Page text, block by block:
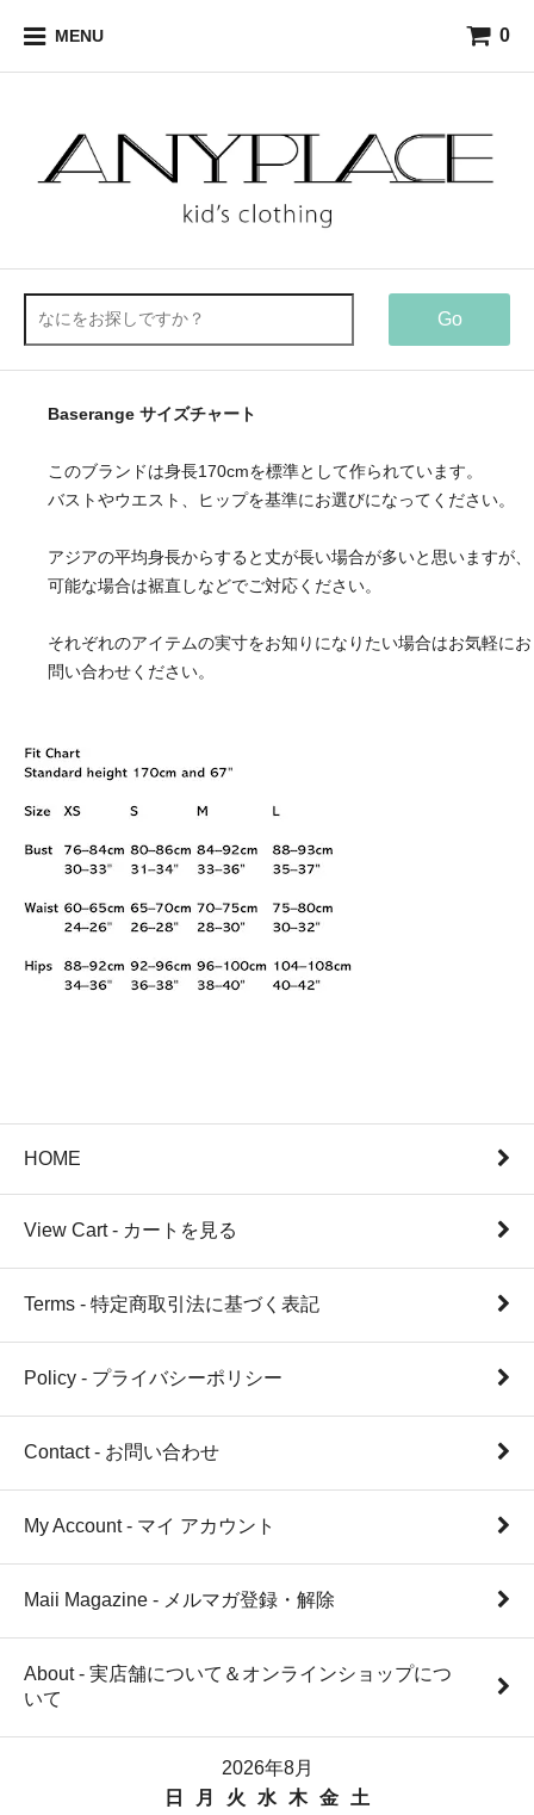
MENU 0
Go
Baserange サイズチャート
このブランドは身長170cmを標準として作られています。
バストやウエスト、ヒップを基準にお選びになってください。
アジアの平均身長からすると丈が長い場合が多いと思いますが、
可能な場合は裾直しなどでご対応ください。
それぞれのアイテムの実寸をお知りになりたい場合はお気軽にお
問い合わせください。
HOME
View Cart - カートを見る
Terms - 特定商取引法に基づく表記
Policy - プライバシーポリシー
Contact - お問い合わせ
My Account - マイ アカウント
Maii Magazine - メルマガ登録・解除
About - 実店舗について＆オンラインショップにつ
いて
2026年8月
日
月 火 水 木 金
土